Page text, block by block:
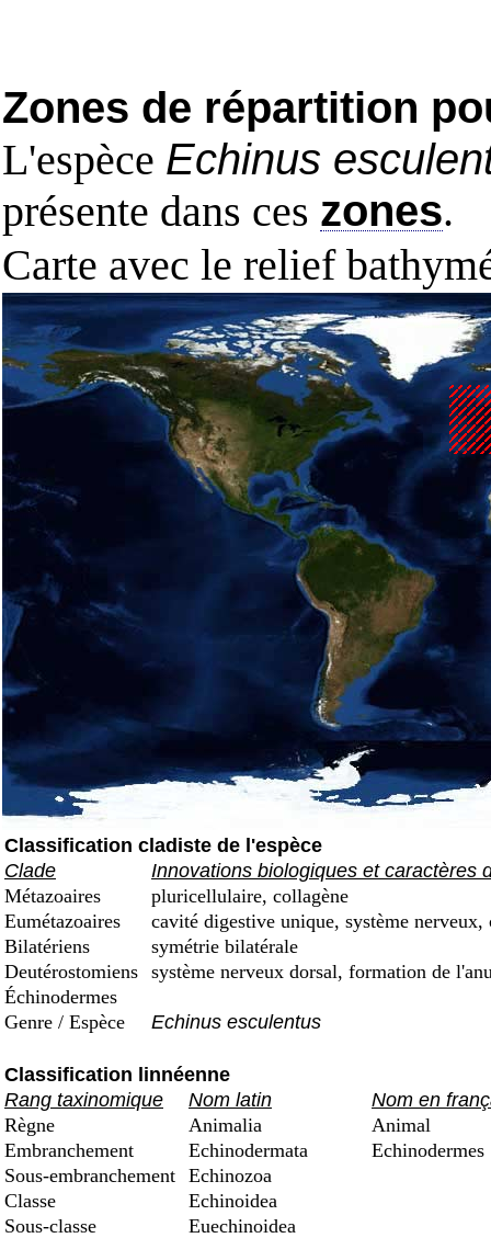
Zones de répartition
L'espèce Echinus
présente dans ces zones.
Carte avec le relief
Classification cladiste de l'espèce
Clade
Innovations biologiques et caractères
Métazoaires
pluricellulaire, collagène
Eumétazoaires
cavité digestive unique, système nerveux,
Bilatériens
symétrie bilatérale
Deutérostomiens système nerveux dorsal, formation de
Échinodermes
Genre / Espèce
Echinus esculentus
Classification linnéenne
Rang taxinomique
Nom latin
Nom en
Règne
Animalia
Animal
Embranchement
Echinodermata
Echinodermes
Sous-embranchement Echinozoa
Classe
Echinoidea
Sous-classe
Euechinoidea